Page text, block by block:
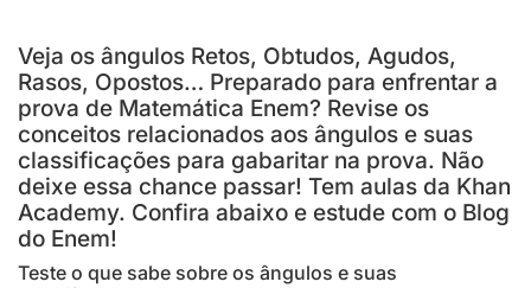
Veja os ângulos Retos, Obtudos, Agudos,
Rasos, Opostos… Preparado para enfrentar a
prova de Matemática Enem? Revise os
conceitos relacionados aos ângulos e suas
classificações para gabaritar na prova. Não
deixe essa chance passar! Tem aulas da Khan
Academy. Confira abaixo e estude com o Blog
do Enem!
Teste o que sabe sobre os ângulos e suas